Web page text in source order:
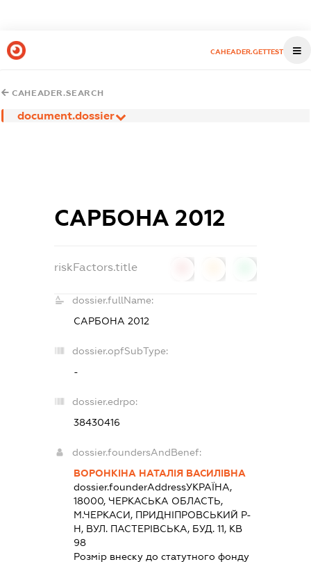
CAHEADER.GETTEST
CAHEADER.SEARCH
document.dossier
САРБОНА 2012
riskFactors.title
dossier.fullName:
САРБОНА 2012
dossier.opfSubType:
-
dossier.edrpo:
38430416
dossier.foundersAndBenef:
ВОРОНКІНА НАТАЛІЯ ВАСИЛІВНА
dossier.founderAddressУКРАЇНА,
18000, ЧЕРКАСЬКА ОБЛАСТЬ,
М.ЧЕРКАСИ, ПРИДНІПРОВСЬКИЙ Р-
Н, ВУЛ. ПАСТЕРІВСЬКА, БУД. 11, КВ
98
Розмір внеску до статутного фонду